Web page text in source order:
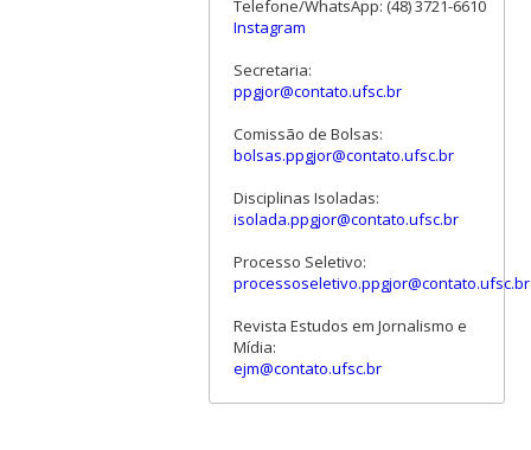
Telefone/WhatsApp: (48) 3721-6610
Instagram
Secretaria:
ppgjor@contato.ufsc.br
Comissão de Bolsas:
bolsas.ppgjor@contato.ufsc.br
Disciplinas Isoladas:
isolada.ppgjor@contato.ufsc.br
Processo Seletivo:
processoseletivo.ppgjor@contato.ufsc.br
Revista Estudos em Jornalismo e
Mídia:
ejm@contato.ufsc.br